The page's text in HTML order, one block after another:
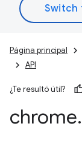
Página principal
API
¿Te resultó útil?
chrome.